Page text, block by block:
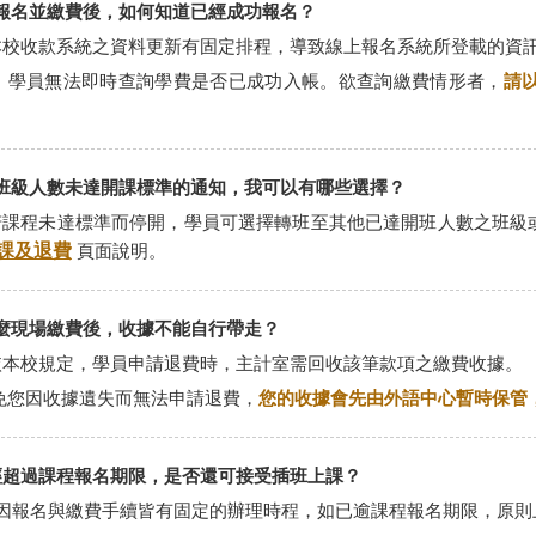
名並繳費後，如何知道已經成功報名？
收款系統之資料更新有固定排程，導致線上報名系統所登載的資
學員無法即時查詢學費是否已成功入帳。欲查詢繳費情形者， 請
級人數未達開課標準的通知，我可以有哪些選擇？
程未達標準而停開，學員可選擇轉班至其他已達開班人數之班
及退費頁面說明。
現場繳費後，收據不能自行帶走？
校規定，學員申請退費時，主計室需回收該筆款項之繳費收據。
您因收據遺失而無法申請退費， 您的收據會先由外語中心暫時保
過課程報名期限，是否還可接受插班上課？
報名與繳費手續皆有固定的辦理時程，如已逾課程報名期限，原